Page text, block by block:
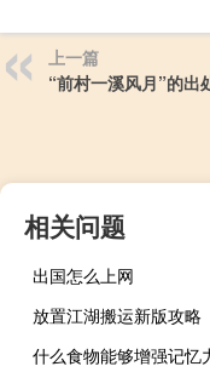
上一篇
“前村一溪风月”的出
相关问题
出国怎么上网
放置江湖搬运新版攻略
什么食物能够增强记忆